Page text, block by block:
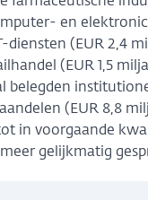
en
diensten (EUR 2,4
(EUR 1,5
belegden
(EUR 8,8
in voorgaande
gelijkmatig